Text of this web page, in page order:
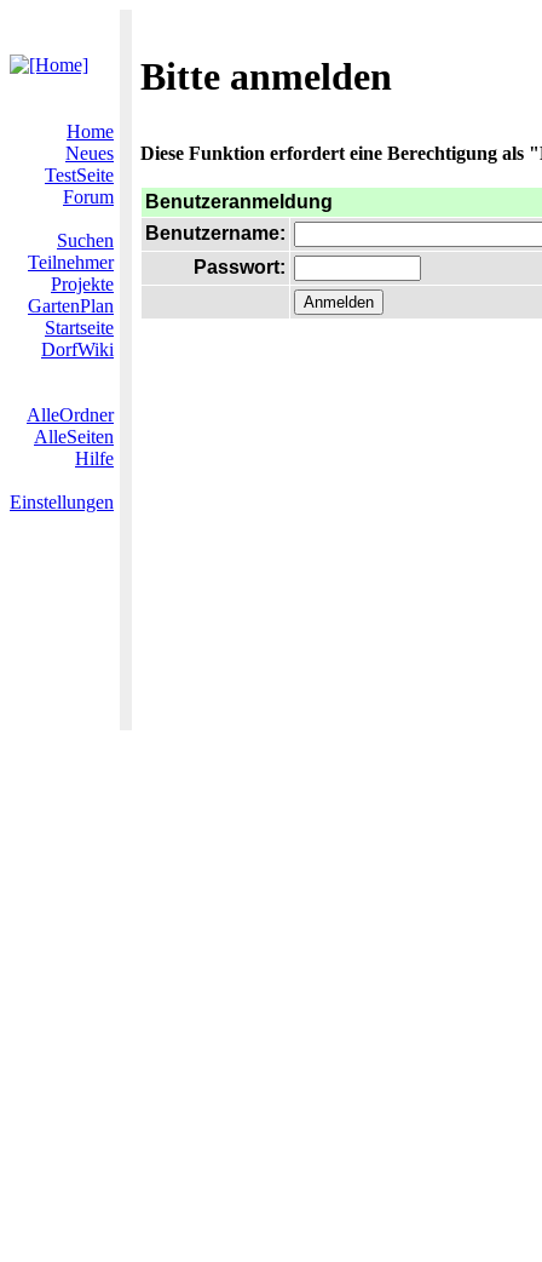
Bitte anmelden
Home
Neues
TestSeite
Forum
Suchen
Teilnehmer
Projekte
GartenPlan
Startseite
DorfWiki
AlleOrdner
AlleSeiten
Hilfe
Einstellungen
Diese Funktion erfordert eine Berechtigung als
Benutzeranmeldung
Benutzername:
Passwort: